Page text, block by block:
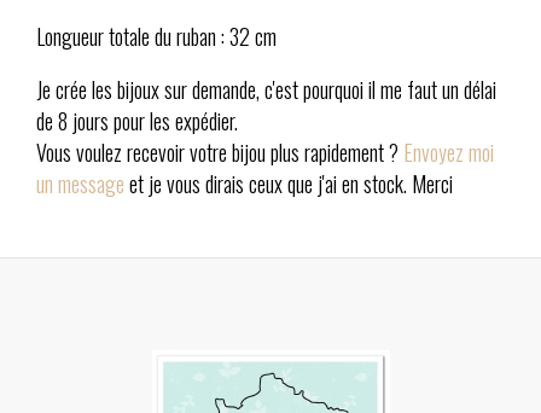
Longueur totale du ruban : 32 cm
Je crée les bijoux sur demande, c'est pourquoi il me faut un délai
de 8 jours pour les expédier.
Vous voulez recevoir votre bijou plus rapidement ? Envoyez moi
un messageet je vous dirais ceux que j'ai en stock. Merci